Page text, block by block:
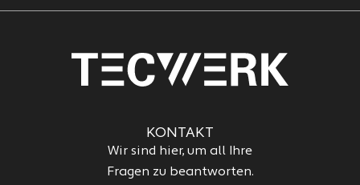
KONTAKT
Wir sind hier, um all Ihre
Fragen zu beantworten.